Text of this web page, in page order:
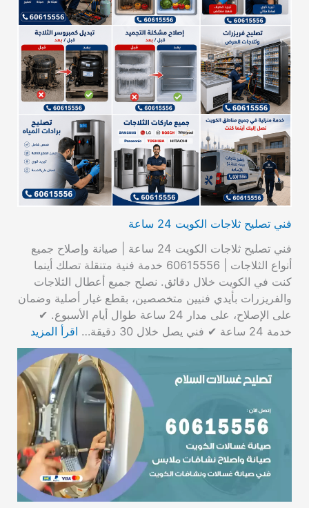
فني تصليح ثلاجات الكويت 24 ساعة
فني تصليح ثلاجات الكويت 24 ساعة | صيانة وإصلاح جميع
أنواع الثلاجات | 60615556 خدمة فنية متنقلة تصلك أينما
كنت في الكويت خلال دقائق. نصلح جميع أعطال الثلاجات
والفريزرات بأيدي فنيين متخصصين، بقطع غيار أصلية وضمان
على الإصلاح، على مدار 24 ساعة طوال أيام الأسبوع. ✔
خدمة 24 ساعة ✔ فني يصل خلال 30 دقيقة…
اقرأ المزيد